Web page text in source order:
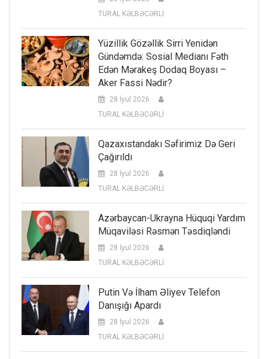
TURAL KƏLBƏCƏRLİ
Yüzillik Gözəllik Sirri Yenidən
Gündəmdə: Sosial Medianı Fəth
Edən Mərakeş Dodaq Boyası –
Aker Fassi Nədir?
28 İyul 2026
TURAL KƏLBƏCƏRLİ
Qazaxıstandakı Səfirimiz Də Geri
Çağırıldı
28 İyul 2026
TURAL KƏLBƏCƏRLİ
Azərbaycan-Ukrayna Hüquqi Yardım
Müqaviləsi Rəsmən Təsdiqləndi
28 İyul 2026
TURAL KƏLBƏCƏRLİ
Putin Və İlham Əliyev Telefon
Danışığı Apardı
28 İyul 2026
TURAL KƏLBƏCƏRLİ